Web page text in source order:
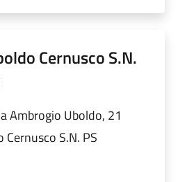
Cernusco S.N.
Ambrogio Uboldo, 21
S.N. PS